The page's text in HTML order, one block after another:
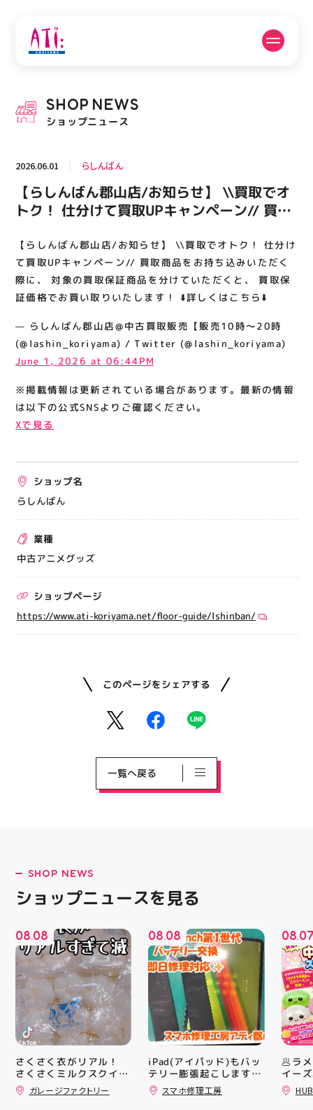
PICK UP NEWS
ピックアップニュース
フロアガイド 営業時間
ACCESS
アクセス・駐車場
RECRUIT
スタッフ募集
関連情報
お知らせ
プライバシーポリシー
サイトポリシー
出店をご検討の方へ
テナント出店募集
催事出店募集
アティビジョンについて
SHOP NEWS
ショップニュース
2026.06.01 らしんばん
【らしんばん郡山店/お知らせ】 \\買取でオ
トク！ 仕分けて買取UPキャンペーン// 買取
取保証商品を分けていただくと、 買取保証
価格でお買い取りいたします！ ⬇️詳しくはこ
ちら⬇️
【らしんばん郡山店/お知らせ】 \\買取でオトク！ 仕分け
て買取UPキャンペーン// 買取商品をお持ち込みいただく
際に、 対象の買取保証商品を分けていただくと、 買取保
証価格でお買い取りいたします！ ⬇️詳しくはこちら⬇️
— らしんばん郡山店@中古買取販売【販売10時～20時
(@lashin_koriyama) / Twitter (@lashin_koriyama)
June 1, 2026 at 06:44PM
※掲載情報は更新されている場合があります。最新の情報
は以下の公式SNSよりご確認ください。
Xで見る
ショップ名
らしんばん
業種
中古アニメグッズ
ショップページ
https://www.ati-koriyama.net/floor-guide/lshinban/
このページをシェアする
一覧へ戻る
SHOP NEWS
ショップニュースを見る
08.08
さくさく衣がリアル！
さくさくミルクスクイー
ズ入荷！ クセになる感
触ですよ 他にもスクイ
ガレージファクトリー
08.08
iPad(アイパッド)もバッ
テリー膨張起こします🔋
💥スマホ修理工房アティ
郡山店ならデータそのま
スマホ修理工房
08.
🥟ラ
イー
沸騰
んス